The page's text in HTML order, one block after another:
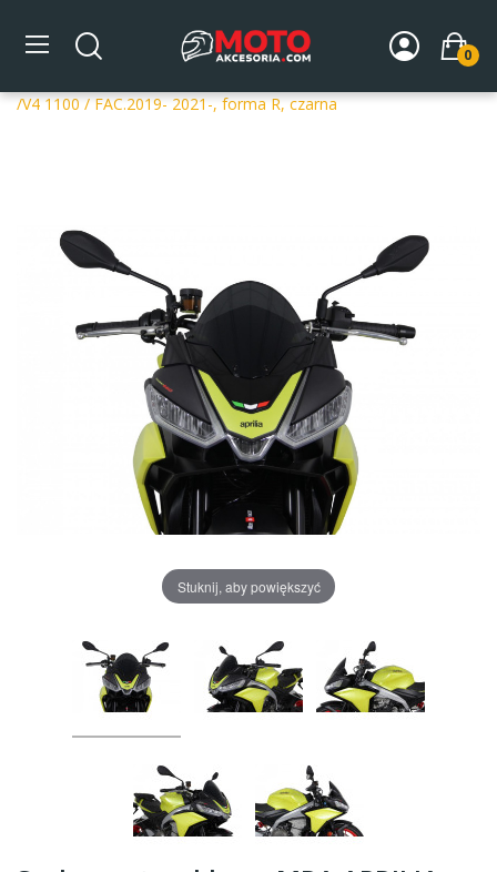
0
Strona główna DLA MOTOCYKLA Szyby
Szyby
/V4 1100 / FAC.2019- 2021-, forma R, czarna
Stuknij, aby powiększyć